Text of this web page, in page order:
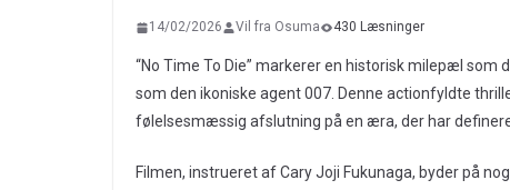
14/02/2026 Vil fra Osuma 430 Læsninger
“No Time To Die” markerer en historisk milepæl
som den ikoniske agent 007. Denne actionfyldte
følelsesmæssig afslutning på en æra, der har
Filmen, instrueret af Cary Joji Fukunaga, byder på